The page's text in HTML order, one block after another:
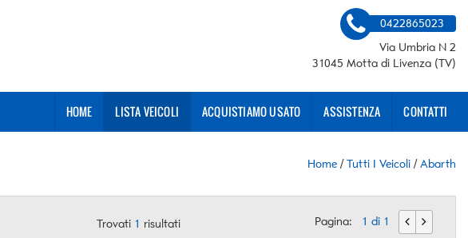
0422865023
Via Umbria N 2
31045 Motta di Livenza (TV)
HOME LISTA VEICOLI ACQUISTIAMO USATO ASSISTENZA CONTATTI
Home /Tutti I Veicoli /Abarth
Trovati 1 risultati Pagina: 1 di 1